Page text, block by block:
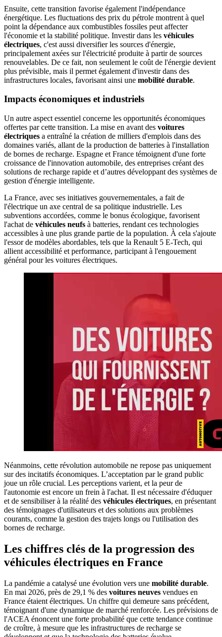
Ensuite, cette transition favorise également l'indépendance
énergétique. Les fluctuations des prix du pétrole montrent à quel
point la dépendance aux combustibles fossiles peut affecter
l'économie et la stabilité politique. Investir dans les véhicules
électriques, c'est aussi diversifier les sources d'énergie,
principalement axées sur l'électricité produite à partir de sources
renouvelables. De ce fait, non seulement le coût de l'énergie devient
plus prévisible, mais il permet également d'investir dans des
infrastructures locales, favorisant ainsi une mobilité durable.
Impacts économiques et industriels
Un autre aspect essentiel concerne les opportunités économiques
offertes par cette transition. La mise en avant des voitures
électriques a entraîné la création de milliers d'emplois dans des
domaines variés, allant de la production de batteries à l'installation
de bornes de recharge. Espagne et France témoignent d'une forte
croissance de l'innovation automobile, des entreprises créant des
solutions de recharge rapide et d’autres développant des systèmes de
gestion d'énergie intelligente.
La France, avec ses initiatives gouvernementales, a fait de
l'électrique un axe central de sa politique industrielle. Les
subventions accordées, comme le bonus écologique, favorisent
l'achat de véhicules neufs à batteries, rendant ces technologies
accessibles à une plus grande partie de la population. À cela s'ajoute
l'essor de modèles abordables, tels que la Renault 5 E-Tech, qui
allient accessibilité et performance, participant à l'engouement
général pour les voitures électriques.
Néanmoins, cette révolution automobile ne repose pas uniquement
sur des incitatifs économiques. L’acceptation par le grand public
joue un rôle crucial. Les perceptions varient, et la peur de
l'autonomie est encore un frein à l'achat. Il est nécessaire d'éduquer
et de sensibiliser à la réalité des véhicules électriques, en présentant
des témoignages d'utilisateurs et des solutions aux problèmes
courants, comme la gestion des trajets longs ou l'utilisation des
bornes de recharge.
Les chiffres clés de la progression des
véhicules électriques en France
La pandémie a catalysé une évolution vers une mobilité durable.
En mai 2026, près de 29,1 % des voitures neuves vendues en
France étaient électriques. Un chiffre qui demeure sans précédent,
témoignant d'une dynamique de marché renforcée. Les prévisions de
l'ACEA énoncent une forte probabilité que cette tendance continue
de croître, à mesure que les infrastructures de recharge se